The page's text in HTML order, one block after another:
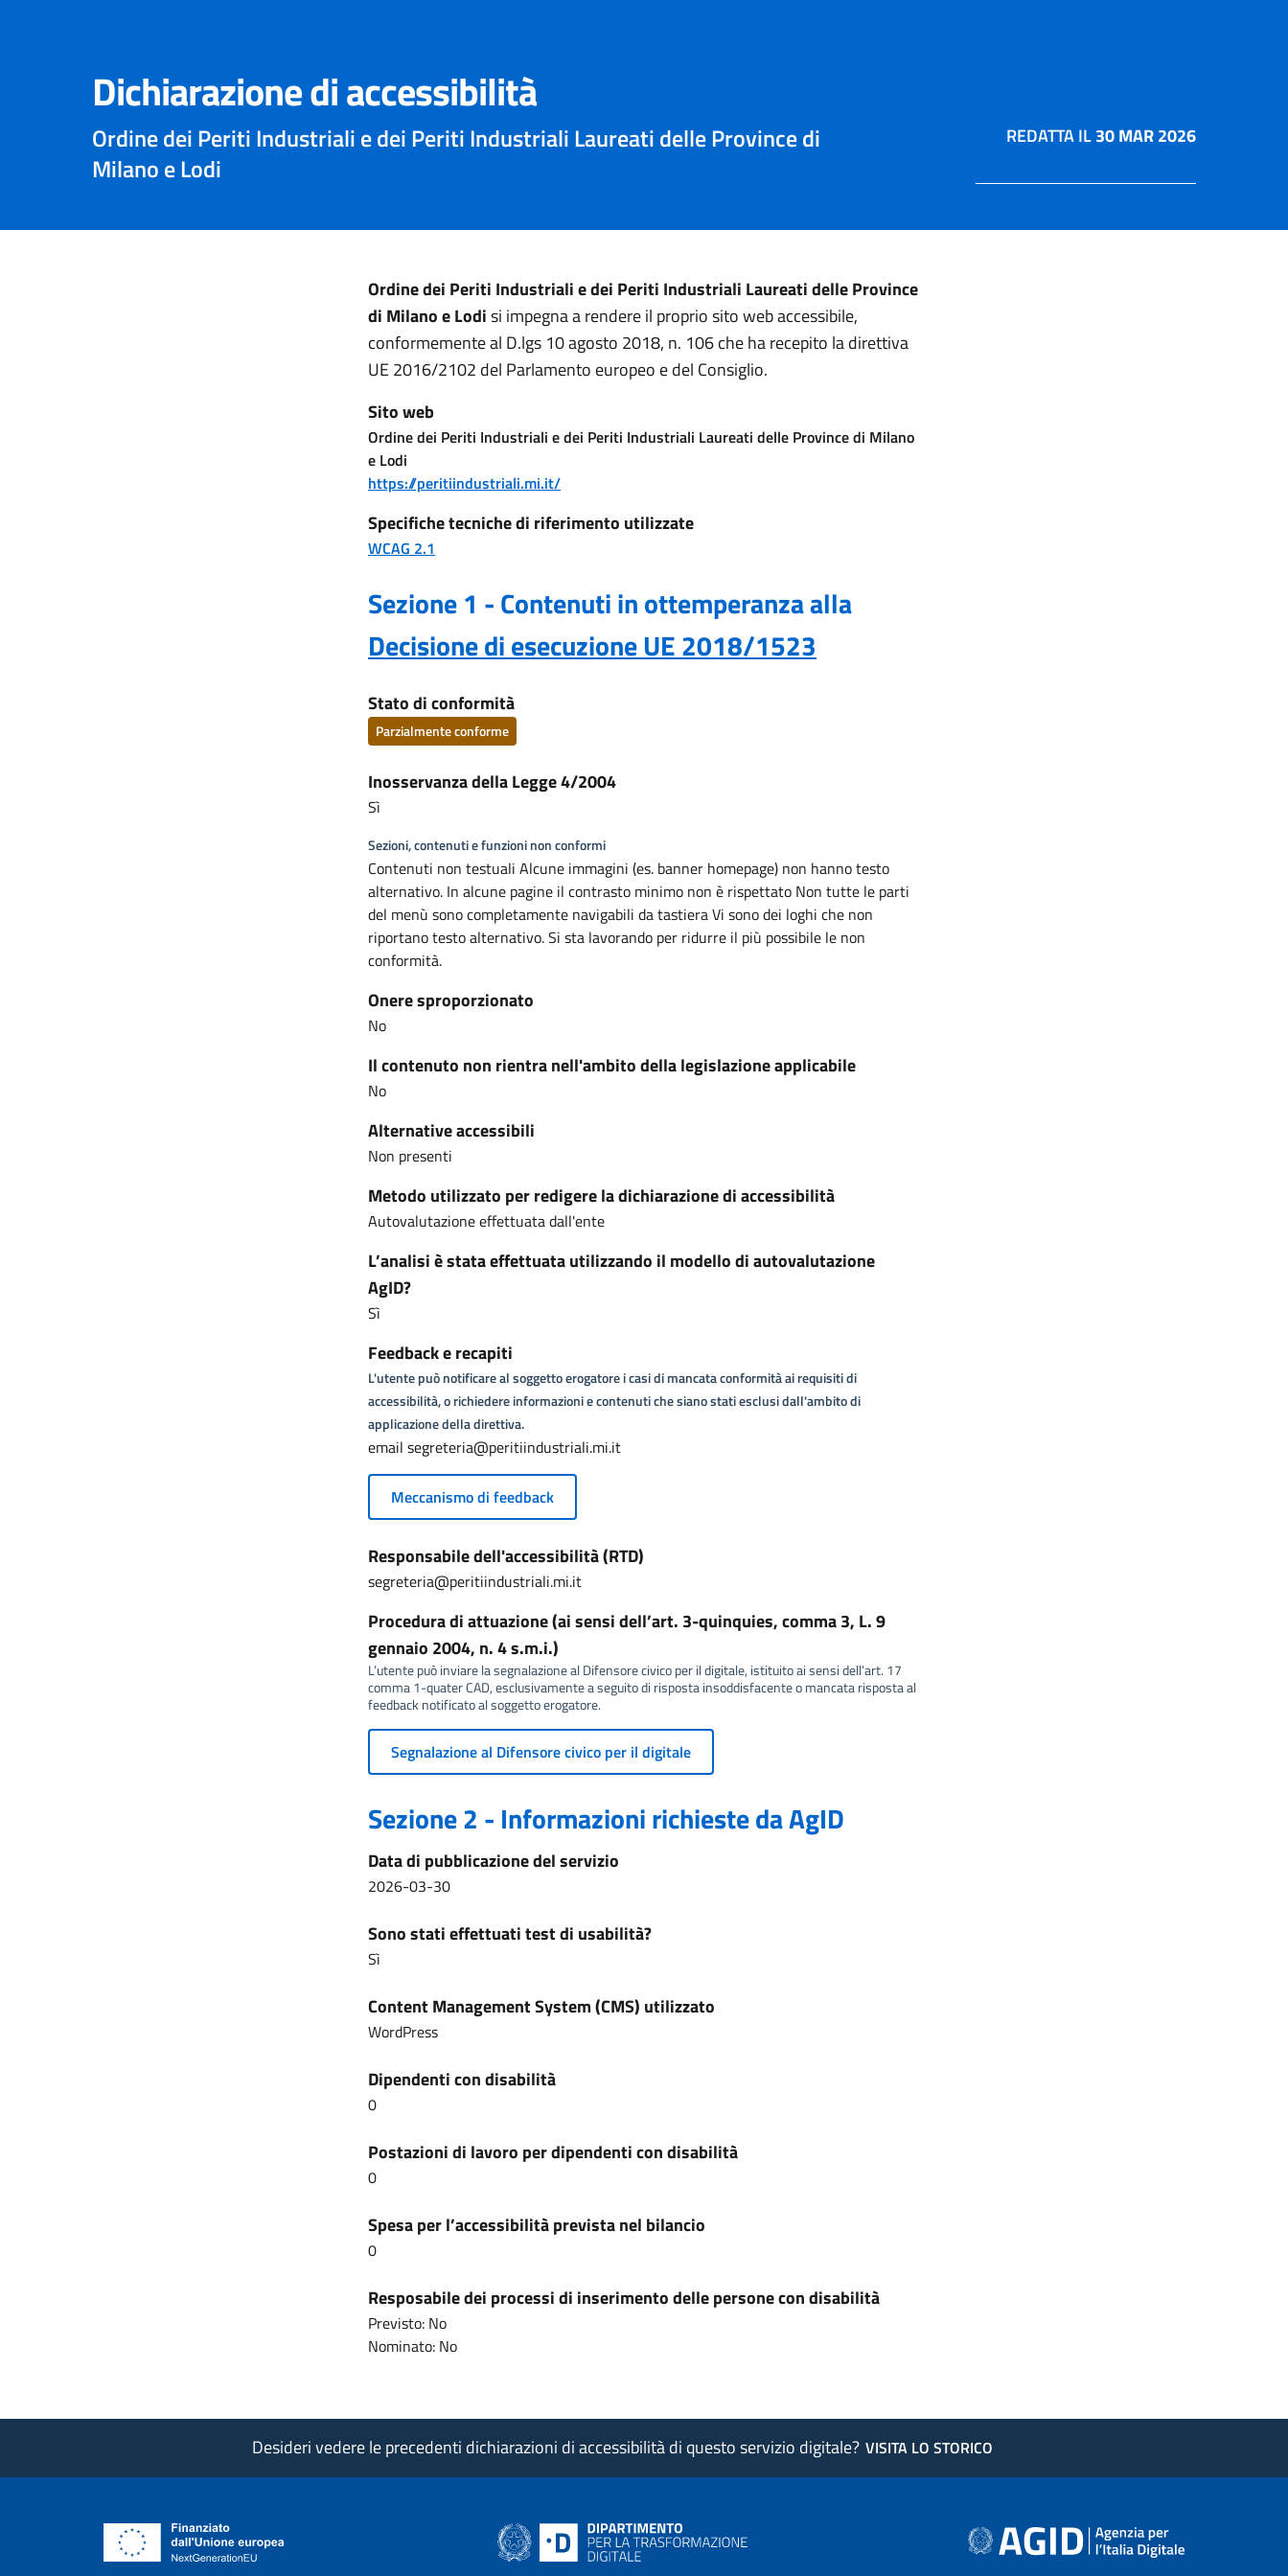
Dichiarazione di accessibilità
Ordine dei Periti Industriali e dei Periti Industriali Laureati delle Province di
Milano e Lodi
REDATTA IL30 MAR 2026
Ordine dei Periti Industriali e dei Periti Industriali Laureati delle Province
di Milano e Lodisi impegna a rendere il proprio sito web accessibile,
conformemente al D.lgs 10 agosto 2018, n. 106 che ha recepito la direttiva
UE 2016/2102 del Parlamento europeo e del Consiglio.
Sito web
Ordine dei Periti Industriali e dei Periti Industriali Laureati delle Province di Milano
e Lodi
https://peritiindustriali.mi.it/
Specifiche tecniche di riferimento utilizzate
WCAG 2.1
Sezione 1 - Contenuti in ottemperanza alla
Decisione di esecuzione UE 2018/1523
Stato di conformità
Parzialmente conforme
Inosservanza della Legge 4/2004
Sì
Sezioni, contenuti e funzioni non conformi
Contenuti non testuali Alcune immagini (es. banner homepage) non hanno testo
alternativo. In alcune pagine il contrasto minimo non è rispettato Non tutte le parti
del menù sono completamente navigabili da tastiera Vi sono dei loghi che non
riportano testo alternativo. Si sta lavorando per ridurre il più possibile le non
conformità.
Onere sproporzionato
No
Il contenuto non rientra nell'ambito della legislazione applicabile
No
Alternative accessibili
Non presenti
Metodo utilizzato per redigere la dichiarazione di accessibilità
Autovalutazione effettuata dall'ente
L’analisi è stata effettuata utilizzando il modello di autovalutazione
AgID?
Sì
Feedback e recapiti
L'utente può notificare al soggetto erogatore i casi di mancata conformità ai requisiti di
accessibilità, o richiedere informazioni e contenuti che siano stati esclusi dall'ambito di
applicazione della direttiva.
email segreteria@peritiindustriali.mi.it
Meccanismo di feedback
Responsabile dell'accessibilità (RTD)
segreteria@peritiindustriali.mi.it
Procedura di attuazione (ai sensi dell’art. 3-quinquies, comma 3, L. 9
gennaio 2004, n. 4 s.m.i.)
L’utente può inviare la segnalazione al Difensore civico per il digitale, istituito ai sensi dell’art. 17
comma 1-quater CAD, esclusivamente a seguito di risposta insoddisfacente o mancata risposta al
feedback notificato al soggetto erogatore.
Segnalazione al Difensore civico per il digitale
Sezione 2 - Informazioni richieste da AgID
Data di pubblicazione del servizio
2026-03-30
Sono stati effettuati test di usabilità?
Sì
Content Management System (CMS) utilizzato
WordPress
Dipendenti con disabilità
0
Postazioni di lavoro per dipendenti con disabilità
0
Spesa per l’accessibilità prevista nel bilancio
0
Resposabile dei processi di inserimento delle persone con disabilità
Previsto: No
Nominato: No
Desideri vedere le precedenti dichiarazioni di accessibilità di questo servizio digitale? VISITA LO STORICO